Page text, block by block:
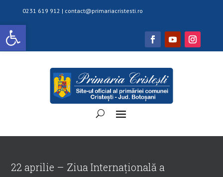
Deschide bara de unelte
0231 619 912 | contact@primariacristesti.ro
22 aprilie – Ziua Internațională a